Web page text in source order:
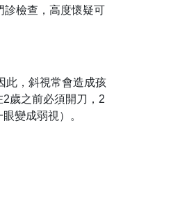
診檢查，高度懷疑可
此，斜視常會造成孩
歲之前必須開刀，2
變成弱視）。